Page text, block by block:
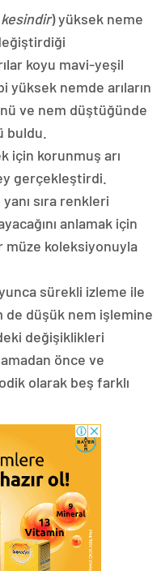
) yüksek neme
koyu mavi-yeşil
yüksek nemde arıların
ve nem düştüğünde
için korunmuş arı
gerçekleştirdi.
sıra renkleri
anlamak için
koleksiyonuyla
sürekli izleme ile
de düşük nem işlemine
değişiklikleri
önce ve
olarak beş farklı